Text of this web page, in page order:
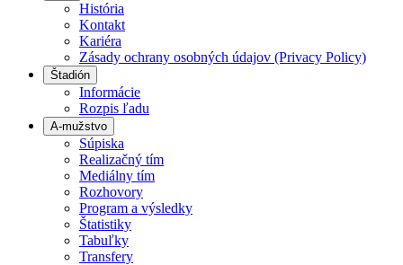
História
Kontakt
Kariéra
Zásady ochrany osobných údajov (Privacy Policy)
Štadión
Informácie
Rozpis ľadu
A-mužstvo
Súpiska
Realizačný tím
Mediálny tím
Rozhovory
Program a výsledky
Štatistiky
Tabuľky
Transfery